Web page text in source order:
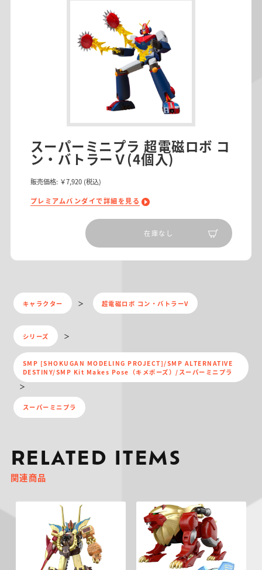
スーパーミニプラ 超電磁ロボ コ
ン・バトラーＶ(4個入)
販売価格: ￥7,920 (税込)
プレミアムバンダイで詳細を見る
在庫なし
キャラクター 超電磁ロボ コン・バトラーV
シリーズ
SMP [SHOKUGAN MODELING PROJECT]/SMP ALTERNATIVE
DESTINY/SMP Kit Makes Pose（キメポーズ）/スーパーミニプラ
スーパーミニプラ
RELATED ITEMS
関連商品